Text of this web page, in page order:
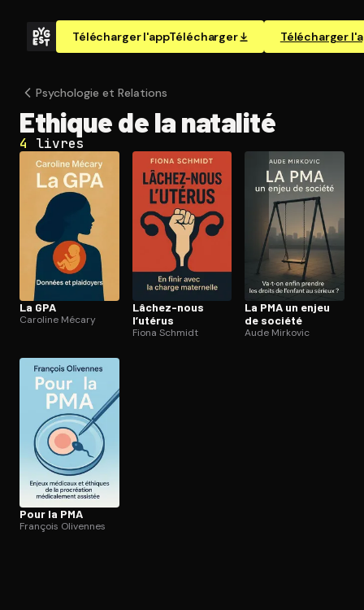
Télécharger l'appTélécharger Télécharger
Ouvre l'app Appareil photo, pointe sur le code. C'est gratuit à
Psychologie et Relations
Ethique de la natalité
4 livres
La GPA
Caroline Mécary
Lâchez-nous
l’utérus
Fiona Schmidt
La PMA un enjeu
de société
Aude Mirkovic
Pour la PMA
François Olivennes